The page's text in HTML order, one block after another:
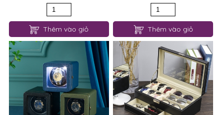
Thêm vào giỏ Thêm vào giỏ